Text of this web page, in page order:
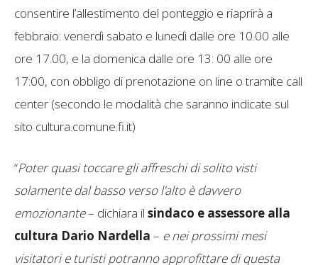
consentire l’allestimento del ponteggio e riaprirà a
febbraio: venerdì sabato e lunedì dalle ore 10.00 alle
ore 17.00, e la domenica dalle ore 13: 00 alle ore
17:00, con obbligo di prenotazione on line o tramite call
center (secondo le modalità che saranno indicate sul
sito cultura.comune.fi.it)
“Poter quasi toccare gli affreschi di solito visti
solamente dal basso verso l’alto è davvero
emozionante– dichiara il sindaco e assessore alla
cultura Dario Nardella – e nei prossimi mesi
visitatori e turisti potranno approfittare di questa